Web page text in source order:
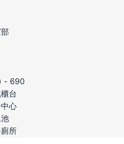
- 690
台
心
所